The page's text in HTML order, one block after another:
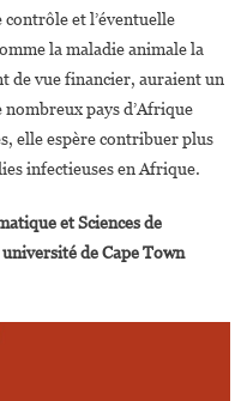
contrôle et l’éventuelle
la maladie animale la
de vue financier, auraient un
pays d’Afrique
elle espère contribuer plus
infectieuses en Afrique.
et Sciences de
de Cape Town